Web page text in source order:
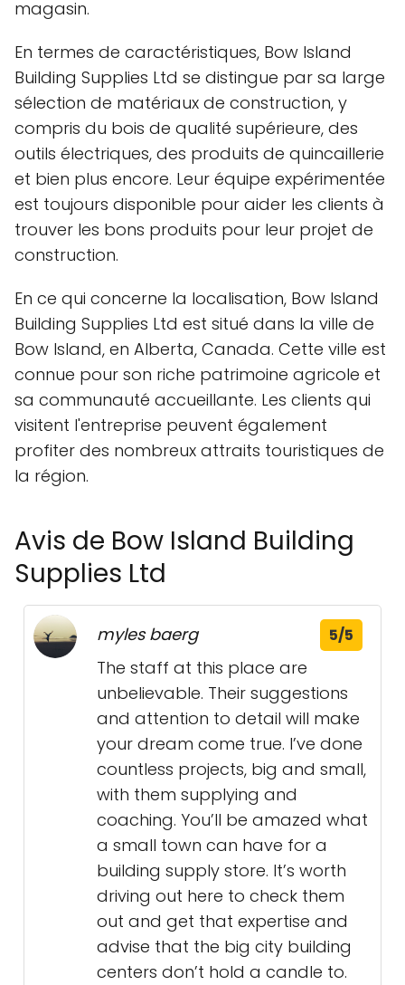
magasin.
En termes de caractéristiques, Bow Island
Building Supplies Ltd se distingue par sa large
sélection de matériaux de construction, y
compris du bois de qualité supérieure, des
outils électriques, des produits de quincaillerie
et bien plus encore. Leur équipe expérimentée
est toujours disponible pour aider les clients à
trouver les bons produits pour leur projet de
construction.
En ce qui concerne la localisation, Bow Island
Building Supplies Ltd est situé dans la ville de
Bow Island, en Alberta, Canada. Cette ville est
connue pour son riche patrimoine agricole et
sa communauté accueillante. Les clients qui
visitent l'entreprise peuvent également
profiter des nombreux attraits touristiques de
la région.
Avis de Bow Island Building
Supplies Ltd
myles baerg 5/5
The staff at this place are
unbelievable. Their suggestions
and attention to detail will make
your dream come true. I’ve done
countless projects, big and small,
with them supplying and
coaching. You’ll be amazed what
a small town can have for a
building supply store. It’s worth
driving out here to check them
out and get that expertise and
advise that the big city building
centers don’t hold a candle to.